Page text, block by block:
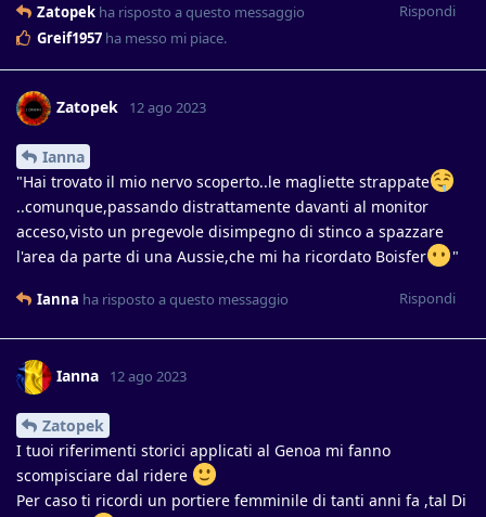
Rispondi
Zatopek ha risposto a questo messaggio
Greif1957 ha messo mi piace.
Zatopek 12 ago 2023
Ianna
"Hai trovato il mio nervo scoperto..le magliette strappate
..comunque,passando distrattamente davanti al monitor
acceso,visto un pregevole disimpegno di stinco a spazzare
l'area da parte di una Aussie,che mi ha ricordato Boisfer
"
Rispondi
Ianna ha risposto a questo messaggio
Ianna 12 ago 2023
Zatopek
I tuoi riferimenti storici applicati al Genoa mi fanno
scompisciare dal ridere
Per caso ti ricordi un portiere femminile di tanti anni fa ,tal Di